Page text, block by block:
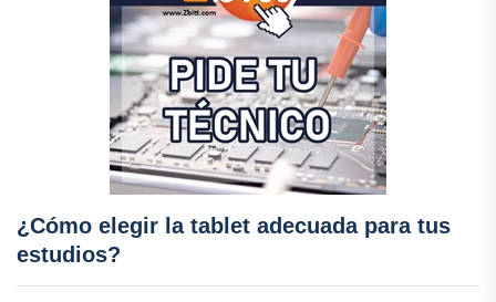
¿Cómo elegir la tablet adecuada para tus
estudios?